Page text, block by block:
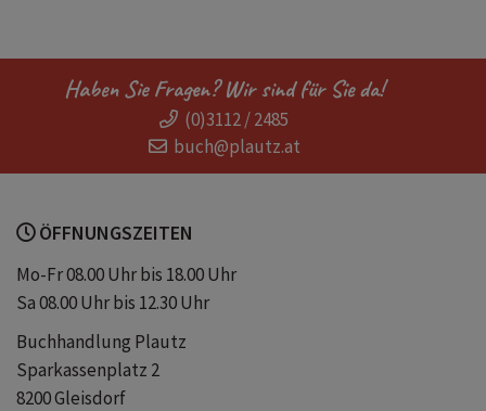
Erstleser Erstlesegeschichten Mädchen Jungen 1. Klasse
Kinderkrimi ab 6
Lesen lernen mit Bildern
Haben Sie Fragen? Wir sind für Sie da!
(0)3112 / 2485
buch@plautz.at
ÖFFNUNGSZEITEN
Mo-Fr 08.00 Uhr bis 18.00 Uhr
Sa 08.00 Uhr bis 12.30 Uhr
Buchhandlung Plautz
Sparkassenplatz 2
8200 Gleisdorf